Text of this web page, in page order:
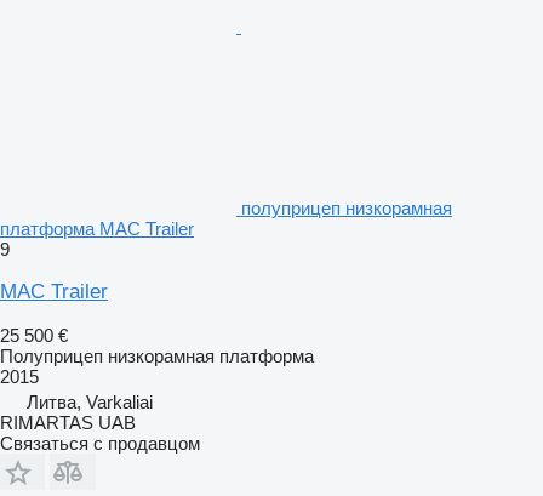
полуприцеп низкорамная
платформа MAC Trailer
9
MAC Trailer
25 500 €
Полуприцеп низкорамная платформа
2015
Литва, Varkaliai
RIMARTAS UAB
Связаться с продавцом